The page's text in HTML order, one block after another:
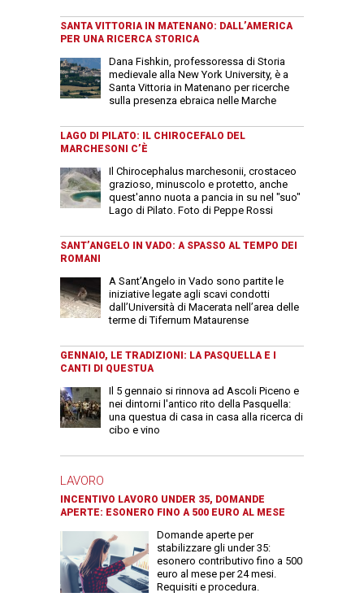
SANTA VITTORIA IN MATENANO: DALL’AMERICA
PER UNA RICERCA STORICA
Dana Fishkin, professoressa di Storia
medievale alla New York University, è a
Santa Vittoria in Matenano per ricerche
sulla presenza ebraica nelle Marche
LAGO DI PILATO: IL CHIROCEFALO DEL
MARCHESONI C’È
Il Chirocephalus marchesonii, crostaceo
grazioso, minuscolo e protetto, anche
quest'anno nuota a pancia in su nel "suo"
Lago di Pilato. Foto di Peppe Rossi
SANT’ANGELO IN VADO: A SPASSO AL TEMPO DEI
ROMANI
A Sant’Angelo in Vado sono partite le
iniziative legate agli scavi condotti
dall’Università di Macerata nell’area delle
terme di Tifernum Mataurense
GENNAIO, LE TRADIZIONI: LA PASQUELLA E I
CANTI DI QUESTUA
Il 5 gennaio si rinnova ad Ascoli Piceno e
nei dintorni l'antico rito della Pasquella:
una questua di casa in casa alla ricerca di
cibo e vino
LAVORO
INCENTIVO LAVORO UNDER 35, DOMANDE
APERTE: ESONERO FINO A 500 EURO AL MESE
Domande aperte per
stabilizzare gli under 35:
esonero contributivo fino a 500
euro al mese per 24 mesi.
Requisiti e procedura.